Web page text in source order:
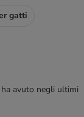
gatti
avuto negli ultimi